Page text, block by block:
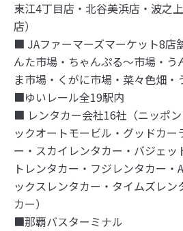
東江4丁目店・北谷美浜店・波之
店）
■ JAファーマーズマーケット8店
んた市場・ちゃんぷる～市場・う
ま市場・くがに市場・菜々色畑・
■ゆいレール全19駅内
■ レンタカー会社16社（ニッポ
ックオートモービル・グッドカー
ー・スカイレンタカー・バジェッ
トレンタカー・フジレンタカー・
ックスレンタカー・タイムズレン
カー）
■那覇バスターミナル